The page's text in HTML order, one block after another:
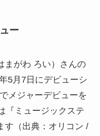
ー
まがわ ろい）さんの
5月7日にデビューシ
メジャーデビューを
『ミュージックステ
す（出典：オリコン /